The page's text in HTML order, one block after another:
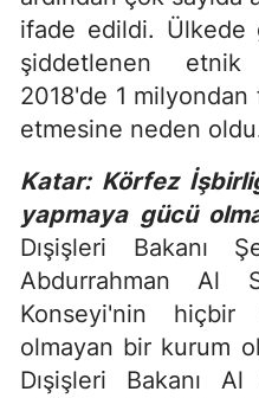
ifade edildi. Ülkede
şiddetlenen etnik
2018'de 1
etmesine neden
Katar: Körfez
yapmaya gücü
Dışişleri Bakanı
Abdurrahman Al
Konseyi'nin
olmayan bir kurum
Dışişleri Bakanı